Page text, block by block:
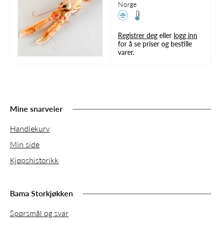
Norge
Registrer deg eller logg inn
for å se priser og bestille
varer.
Mine snarveier
Handlekurv
Min side
Kjøpshistorikk
Bama Storkjøkken
Spørsmål og svar